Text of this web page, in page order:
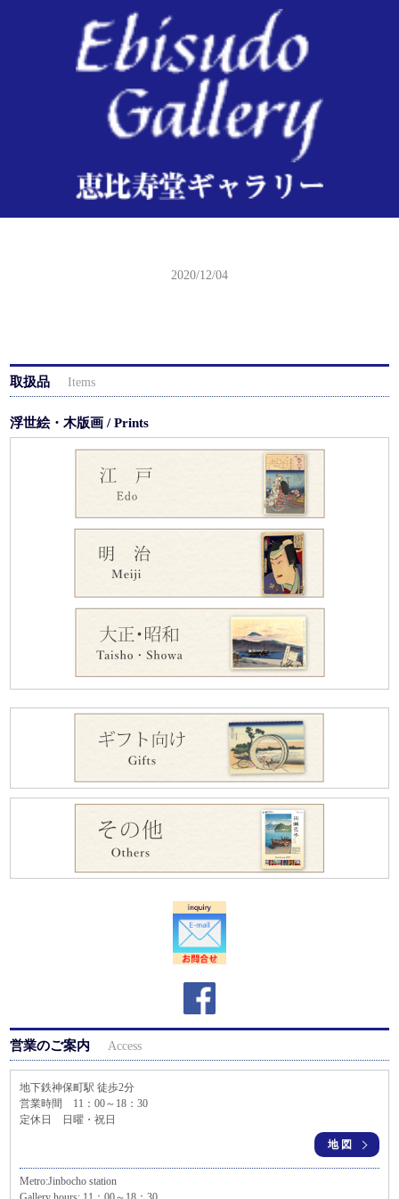
2020/12/04
取扱品 Items
浮世絵・木版画 / Prints
営業のご案内 Access
地下鉄神保町駅 徒歩2分
営業時間 11：00～18：30
定休日 日曜・祝日
地図
Metro:Jinbocho station